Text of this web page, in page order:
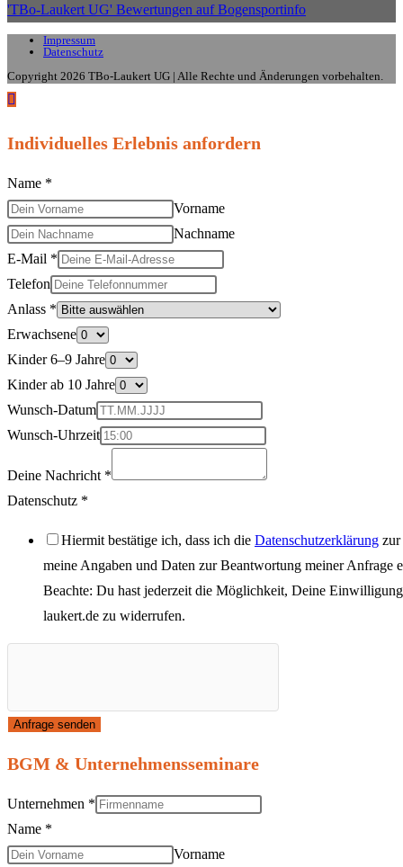
tab
'TBo-Laukert UG' Bewertungen auf Bogensportinfo
Impressum
Datenschutz
Copyright 2026 TBo-Laukert UG | Alle Rechte und Änderungen vorbehalten.
Individuelles Erlebnis anfordern
Name *
Vorname
Nachname
E-Mail *
Telefon
Anlass *
Erwachsene
Kinder 6–9 Jahre
Kinder ab 10 Jahre
Wunsch-Datum
Wunsch-Uhrzeit
Deine Nachricht *
Datenschutz *
Hiermit bestätige ich, dass ich die Datenschutzerklärung zur
meine Angaben und Daten zur Beantwortung meiner Anfrage
Beachte: Du hast jederzeit die Möglichkeit, Deine
laukert.de zu widerrufen.
Anfrage senden
BGM & Unternehmensseminare
Unternehmen *
Name *
Vorname